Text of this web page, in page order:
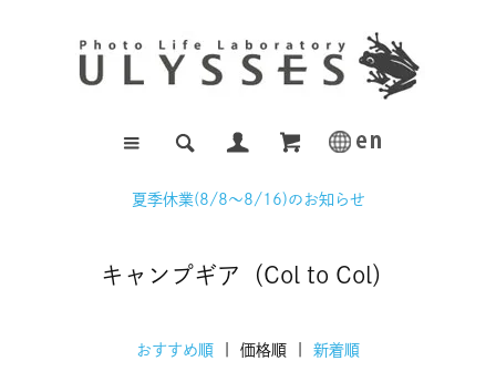
夏季休業(8/8～8/16)のお知らせ
キャンプギア（Col to Col）
おすすめ順 | 価格順 | 新着順